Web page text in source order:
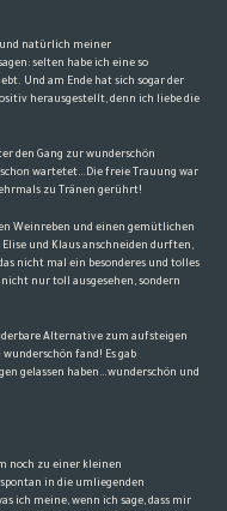
natürlich meiner
selten habe ich eine so
Und am Ende hat sich sogar der
herausgestellt, denn ich liebe die
den Gang zur wunderschön
wartetet…Die freie Trauung war
zu Tränen gerührt!
Weinreben und einen gemütlichen
und Klaus anschneiden durften,
nicht mal ein besonderes und tolles
nur toll ausgesehen, sondern
Alternative zum aufsteigen
fand! Es gab
gelassen haben…wunderschön und
noch zu einer kleinen
in die umliegenden
ich meine, wenn ich sage, dass mir